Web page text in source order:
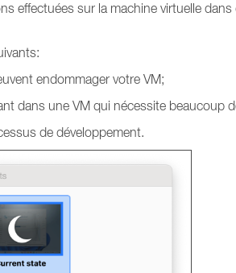
effectuées sur la machine virtuelle
endommager votre VM;
dans une VM qui nécessite beaucoup
de développement.